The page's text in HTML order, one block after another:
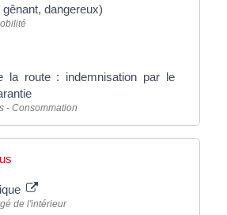
dangereux)
la route : indemnisation par le
- Consommation
de l'intérieur